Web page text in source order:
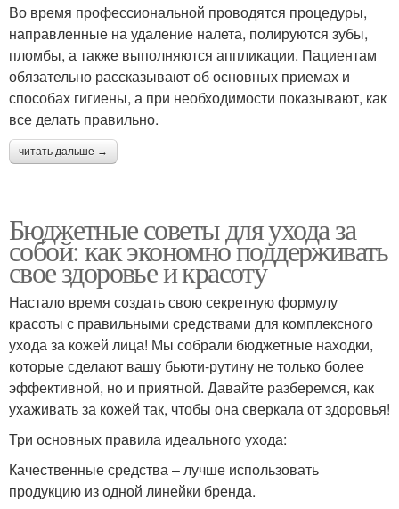
Во время профессиональной проводятся процедуры,
направленные на удаление налета, полируются зубы,
пломбы, а также выполняются аппликации. Пациентам
обязательно рассказывают об основных приемах и
способах гигиены, а при необходимости показывают, как
все делать правильно.
читать дальше →
Бюджетные советы для ухода за
собой: как экономно поддерживать
свое здоровье и красоту
Настало время создать свою секретную формулу
красоты с правильными средствами для комплексного
ухода за кожей лица! Мы собрали бюджетные находки,
которые сделают вашу бьюти-рутину не только более
эффективной, но и приятной. Давайте разберемся, как
ухаживать за кожей так, чтобы она сверкала от здоровья!
Три основных правила идеального ухода:
Качественные средства – лучше использовать
продукцию из одной линейки бренда.